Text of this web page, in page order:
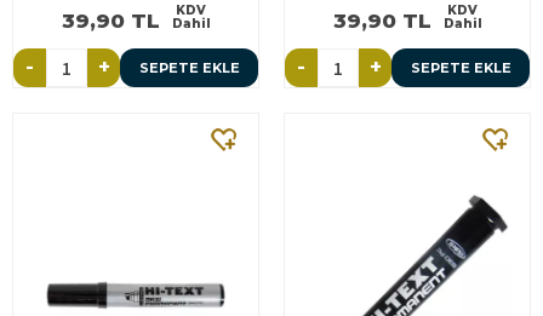
39,90 TL
KDV
Dahil
- + SEPETE EKLE
39,90 TL
KDV
Dahil
- + SEPETE EKLE